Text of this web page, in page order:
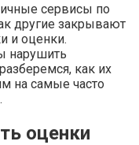
сервисы по
другие закрывают
и оценки.
нарушить
как их
на самые часто
оценки